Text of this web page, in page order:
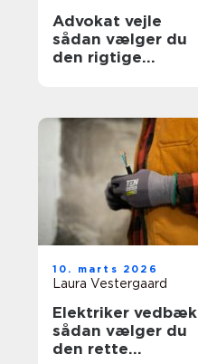
Advokat vejle
sådan vælger du
den rigtige
10. marts 2026
Laura Vestergaard
Elektriker vedbæk
sådan vælger du
den rette